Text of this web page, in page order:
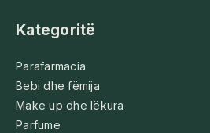
Kategoritë
Parafarmacia
Bebi dhe fëmija
Make up dhe lëkura
Parfume